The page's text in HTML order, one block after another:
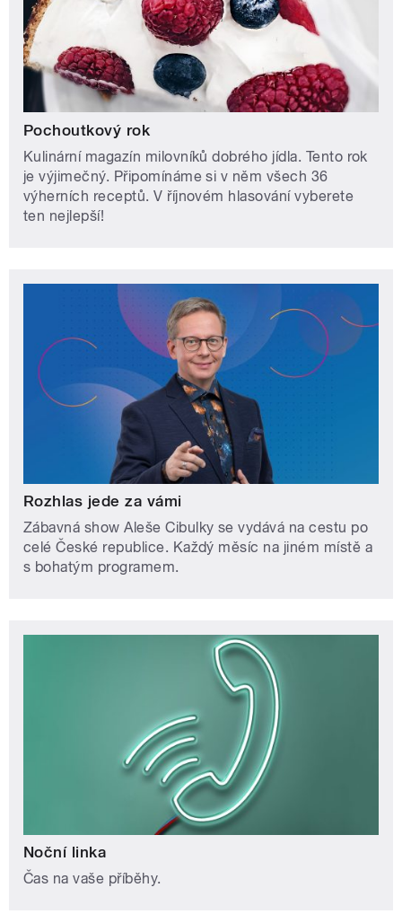
Pochoutkový rok
Kulinární magazín milovníků dobrého jídla. Tento rok
je výjimečný. Připomínáme si v něm všech 36
výherních receptů. V říjnovém hlasování vyberete
ten nejlepší!
Rozhlas jede za vámi
Zábavná show Aleše Cibulky se vydává na cestu po
celé České republice. Každý měsíc na jiném místě a
s bohatým programem.
Noční linka
Čas na vaše příběhy.